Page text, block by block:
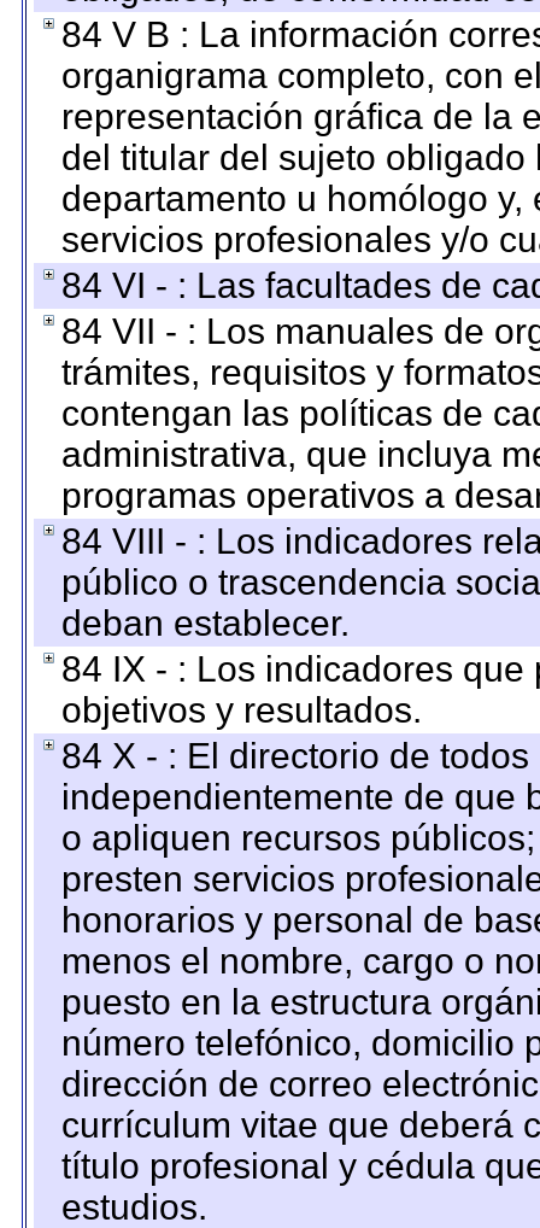
84 V B : La información
organigrama completo, con
representación gráfica de la
del titular del sujeto
departamento u homólogo
servicios profesionales y/o
84 VI - : Las facultades de
84 VII - : Los manuales de
trámites, requisitos y
contengan las políticas de
administrativa, que incluya
programas operativos a
84 VIII - : Los indicadores
público o trascendencia
deban establecer.
84 IX - : Los indicadores
objetivos y resultados.
84 X - : El directorio de
independientemente de que
o apliquen recursos
presten servicios
honorarios y personal de
menos el nombre, cargo o
puesto en la estructura
número telefónico, domicilio
dirección de correo
currículum vitae que deberá
título profesional y cédula
estudios.